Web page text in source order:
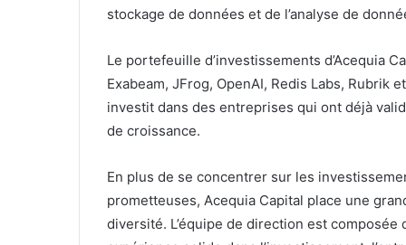
stockage de données et de l’analyse de
Le portefeuille d’investissements d’Acequia
Exabeam, JFrog, OpenAI, Redis Labs, Rubrik
investit dans des entreprises qui ont déjà
de croissance.
En plus de se concentrer sur les
prometteuses, Acequia Capital place une
diversité. L’équipe de direction est